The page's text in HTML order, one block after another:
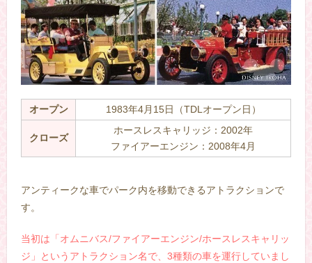
オープン 1983年4月15日（TDLオープン日）
クローズ
ホースレスキャリッジ：2002年
ファイアーエンジン：2008年4月
アンティークな車でパーク内を移動できるアトラクションで
す。
当初は「オムニバス/ファイアーエンジン/ホースレスキャリッ
ジ」というアトラクション名で、3種類の車を運行していまし